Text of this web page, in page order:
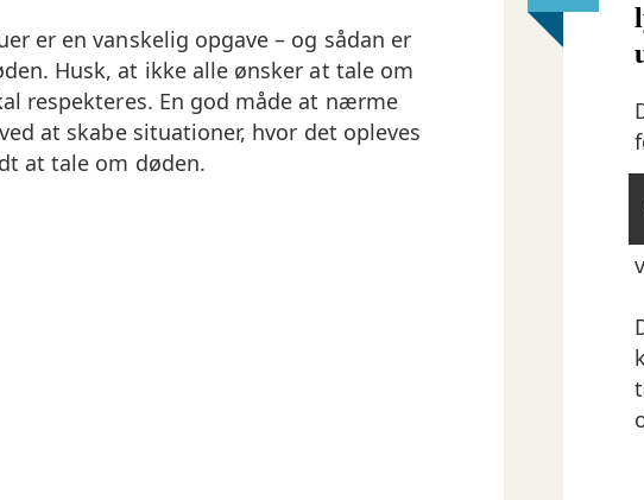
er en vanskelig opgave – og sådan er
Husk, at ikke alle ønsker at tale om
respekteres. En god måde at nærme
at skabe situationer, hvor det opleves